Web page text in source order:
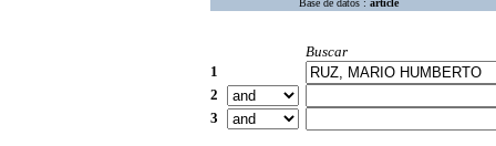
Base de datos : article
Buscar
1
2
3